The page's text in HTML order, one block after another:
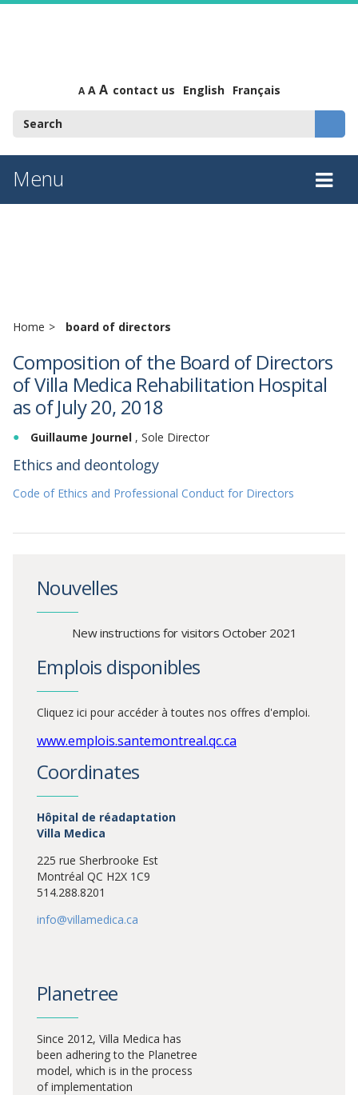
A A A contact us English Français
Menu
Home board of directors
Composition of the Board of Directors
of Villa Medica Rehabilitation Hospital
as of July 20, 2018
Guillaume Journel, Sole Director
Ethics and deontology
Code of Ethics and Professional Conduct for Directors
Nouvelles
New instructions for visitors October 2021
Emplois disponibles
Cliquez ici pour accéder à toutes nos offres d'emploi.
www.emplois.santemontreal.qc.ca
Coordinates
Hôpital de réadaptation
Villa Medica
225 rue Sherbrooke Est
Montréal QC H2X 1C9
514.288.8201
info@villamedica.ca
Planetree
Since 2012, Villa Medica has
been adhering to the Planetree
model, which is in the process
of implementation